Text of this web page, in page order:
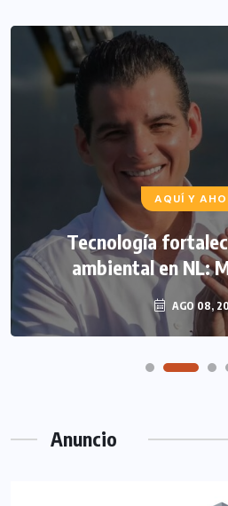
AQUÍ Y
Tecnología
ambiental en NL:
AGO 08,
Anuncio